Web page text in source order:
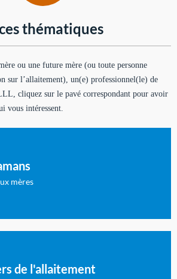
thématiques
ou une future mère (ou toute personne
sur l’allaitement), un(e) professionnel(le) de
cliquez sur le pavé correspondant pour avoir
vous intéressent.
mères
: toutes les rubriques qui
de l'allaitement
l'allaitement publiées dans la presse